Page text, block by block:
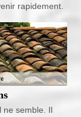
rapidement.
ne semble. Il